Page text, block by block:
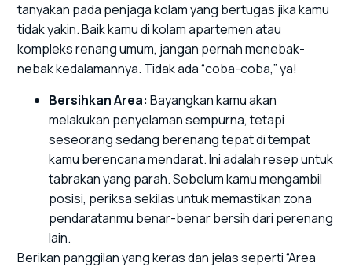
tanyakan pada penjaga kolam yang bertugas jika kamu
tidak yakin. Baik kamu di kolam apartemen atau
kompleks renang umum, jangan pernah menebak-
nebak kedalamannya. Tidak ada “coba-coba,” ya!
Bersihkan Area: Bayangkan kamu akan
melakukan penyelaman sempurna, tetapi
seseorang sedang berenang tepat di tempat
kamu berencana mendarat. Ini adalah resep untuk
tabrakan yang parah. Sebelum kamu mengambil
posisi, periksa sekilas untuk memastikan zona
pendaratanmu benar-benar bersih dari perenang
lain.
Berikan panggilan yang keras dan jelas seperti “Area